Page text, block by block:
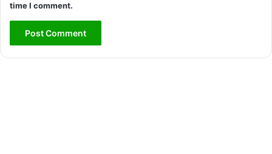
time I comment.